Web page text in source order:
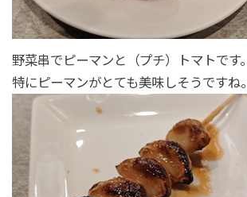
野菜串でピーマンと（プチ）トマトです。
特にピーマンがとても美味しそうですね。